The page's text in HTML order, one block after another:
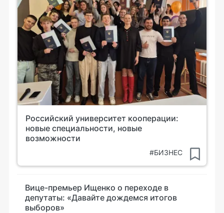
Российский университет кооперации:
новые специальности, новые
возможности
#БИЗНЕС
Вице-премьер Ищенко о переходе в
депутаты: «Давайте дождемся итогов
выборов»